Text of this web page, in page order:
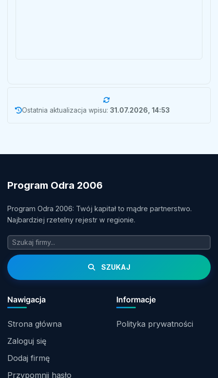
Ostatnia aktualizacja wpisu: 31.07.2026, 14:53
Program Odra 2006
Program Odra 2006: Twój kapitał to mądre partnerstwo.
Najbardziej rzetelny rejestr w regionie.
SZUKAJ
Nawigacja
Strona główna
Zaloguj się
Dodaj firmę
Przypomnij hasło
Informacje
Polityka prywatności